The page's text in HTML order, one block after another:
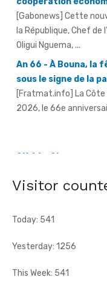
Oligui Nguema, ...
An 66 - À Bouna, la
sous le signe de la
2026, le 66e
Visitor
Today: 541
Yesterday: 1256
This Week: 541